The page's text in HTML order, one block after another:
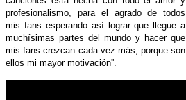
profesionalismo, para el agrado de todos
mis fans esperando así lograr que llegue a
muchísimas partes del mundo y hacer que
mis fans crezcan cada vez más, porque son
ellos mi mayor motivación''.